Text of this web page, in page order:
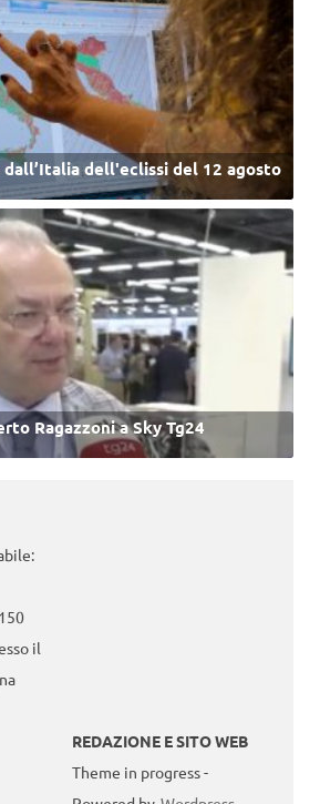
dell'eclissi del 12 agosto
Ragazzoni a Sky Tg24
il
REDAZIONE E SITO WEB
Theme in progress -